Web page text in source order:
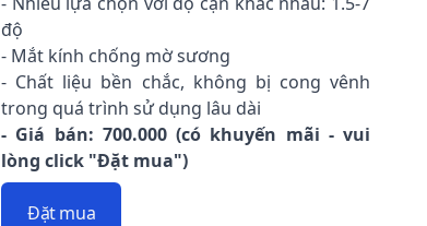
độ
- Mắt kính chống mờ sương
- Chất liệu bền chắc, không bị cong vênh
trong quá trình sử dụng lâu dài
- Giá bán: 700.000 (có khuyến mãi - vui
lòng click "Đặt mua")
Đặt mua